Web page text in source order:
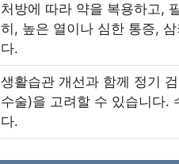
처방에 따라 약을 복용하고,
히, 높은 열이나 심한 통증,
다.
생활습관 개선과 함께 정기
수술)을 고려할 수 있습니다.
다.